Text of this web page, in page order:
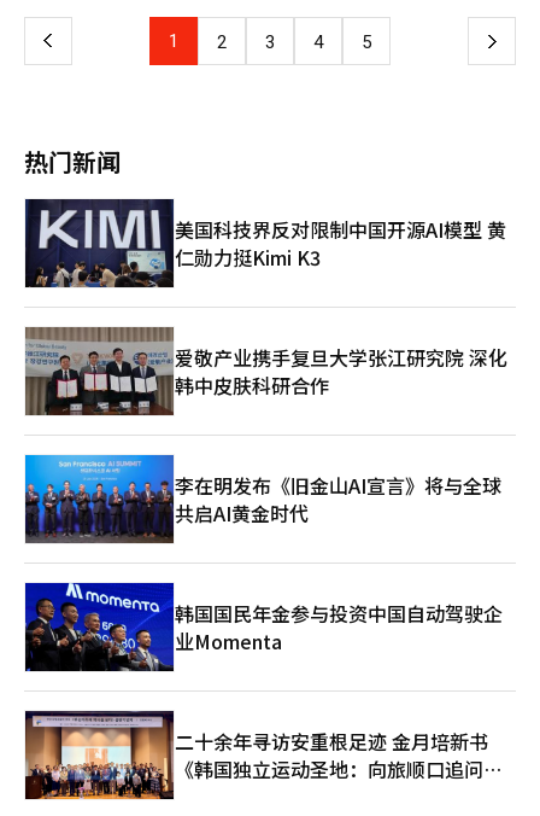
并预测支付、资产管理和资本市场将转向基于Web3的模式。 为实
现这一愿景，斗南木推出了自有区块链GIWA Chain和GIWA
Wallet。 他提出要为国内开发者参与全球Web3生态系统提供基础
于区块链的海外汇款和外汇服务，以及数字金融基础设施。 他专
数字资产金融的界限。 在这一过程中，AI将被用作分析数据、优化
交易和管理风险的核心技术。 提升平台竞争力的AI 吴京石将AI置
于平台创新的中心。他通过基于AI的数据分析，提升投资信息服务
的水平，并推动利用生成型AI进行服务创新和工作效率提升。 特别
球市场竞争的数字金融服务。 他认为，AI不仅是自动化工作的工
具，更是创新客户体验和金融服务本身的工具。 向全球数字金融
扩展 吴京石表示：“韩国的产业发展史是不断更换增长引擎的历
史。”他认为，现在是转向AI和数字资产这一新增长引擎的时机。
随着美国、新加坡、香港等主要金融中心将虚拟资产产业视为国家
战略进行培育，韩国也应积极推动利用AI和区块链的金融创新。 斗
南木的目标是超越交易平台，跃升为结合Web3、数字资产和AI的
全球金融平台。 信任是最大的竞争力 吴京石强调，在数字金融
中，最重要的资产是信任，而非技术。在Upbit被黑客攻击时，他
决定全额补偿客户资产并加强安全体系，这一决定正是基于这一理
念。 他表示：“现在不是设计金钱的时代，而是设计信任的时
序也必须建立在信任的基础上。 金融企业家精神的本质 吴京石的
金融企业家精神是“通过结合AI与区块链创造新的金融操作系
统”。他正在将斗南木转变为一个基于AI的数字金融平台，而不仅
仅是一个交易所。 与NAVER Financial的结合、稳定币战略、
GIWA Chain的建设以及与传统金融的合作，都是朝着同一个方向
迈进。 金融的未来在于AI、区块链和数字资产连接成一个生态系
统，而吴京石是希望在韩国率先实现这一生态系统的领导者。 他
的挑战不仅关乎交易所的成功，更是检验韩国金融能否在全球数字
金融时代中引领潮流的重要试金石。 ※ 本报道经人工智能（AI）
系统翻译与编辑。
但调查发现并未满足个人信息境外转移所需的法律条件。 因此，
个人信息保护委员会对其处以2100万元罚款，并下达整改命令，
南》。 该指南考虑到区块链的主要特性，如透明性、分散性和不
信息共享管理措施 △个人信息销毁措施等内容。 ※ 本报道经人工
智能（AI）系统翻译与编辑。
险费，并实时将交易记录反映到现有保险系统中。稳定币是一种设
计上与美元或韩元等法定货币价值挂钩的数字资产。由于其价格波
益等因素。教保生命期待未来相关制度和基础设施的建立能够使基
于区块链的收款与支付系统实现商业化，从而简化保险费支付和保
险金发放的流程。客户将能够通过数字钱包支付保险费，而无需单
独进行账户转账或信用卡支付，并能即时确认支付结果。对于保险
公司而言，交易过程将记录在区块链上，便于追踪和确认收款与支
付记录，从而提高透明度。教保生命副社长朴振浩表示：“韩元稳
定币相关的立法进程比预期要慢，但我们应将当前时机视为更深入
准备技术和商业模型的机会。他表示，未来将通过后续技术验证提
高应用潜力，并持续探索可应用于各种保险业务的具体方案。”※
本报道经人工智能（AI）系统翻译与编辑。
上 1 2 3 4 5 下
热门新闻
美国科技界反对限制中国开源AI模型 黄
仁勋力挺Kimi K3
爱敬产业携手复旦大学张江研究院 深化
韩中皮肤科研合作
李在明发布《旧金山AI宣言》将与全球
共启AI黄金时代
韩国国民年金参与投资中国自动驾驶企
业Momenta
二十余年寻访安重根足迹 金月培新书
《韩国独立运动圣地：向旅顺口追问历